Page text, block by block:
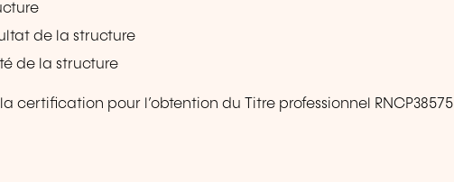
de la structure
de la structure
pour l’obtention du Titre professionnel RNCP38575